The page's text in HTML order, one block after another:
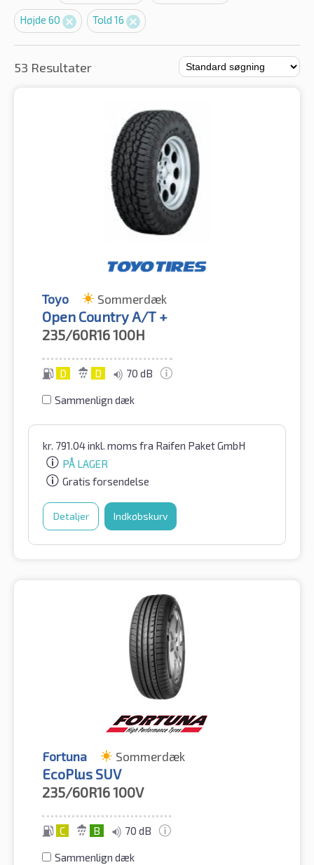
Højde 60 Told 16
53 Resultater
Toyo Sommerdæk
Open Country A/T +
235/60R16100H
D D 70 dB
Sammenlign dæk
kr. 791.04inkl. moms fra Raifen Paket GmbH
PÅ LAGER
Gratis forsendelse
Detaljer Indkøbskurv
Fortuna Sommerdæk
EcoPlus SUV
235/60R16100V
C B 70 dB
Sammenlign dæk